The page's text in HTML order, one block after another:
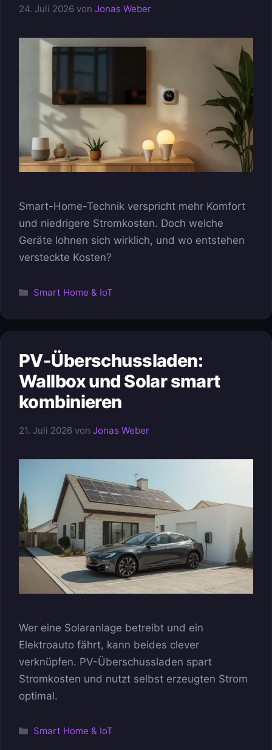
24. Juli 2026 von Jonas Weber
Smart-Home-Technik verspricht mehr Komfort
und niedrigere Stromkosten. Doch welche
Geräte lohnen sich wirklich, und wo entstehen
versteckte Kosten?
Kategorien
Smart Home & IoT
PV-Überschussladen:
Wallbox und Solar smart
kombinieren
21. Juli 2026 von Jonas Weber
Wer eine Solaranlage betreibt und ein
Elektroauto fährt, kann beides clever
verknüpfen. PV-Überschussladen spart
Stromkosten und nutzt selbst erzeugten Strom
optimal.
Kategorien
Smart Home & IoT